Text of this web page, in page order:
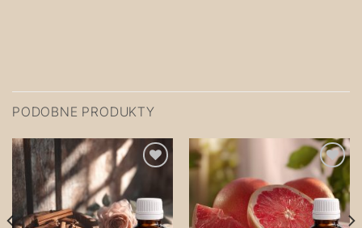
PODOBNE PRODUKTY
później!
Zapisz
na
później!